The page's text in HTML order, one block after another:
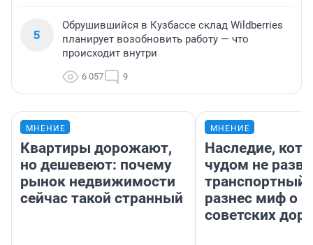
5
Обрушившийся в Кузбассе склад Wildberries
планирует возобновить работу — что
происходит внутри
6 057 9
МНЕНИЕ
Квартиры дорожают,
но дешевеют: почему
рынок недвижимости
сейчас такой странный
МНЕНИЕ
Наследие,
чудом не
транспортный
разнес миф о
советских